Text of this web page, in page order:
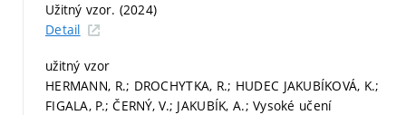
Užitný vzor. (2024)
Detail
užitný vzor
HERMANN, R.; DROCHYTKA, R.; HUDEC JAKUBÍKOVÁ, K.;
FIGALA, P.; ČERNÝ, V.; JAKUBÍK, A.; Vysoké učení